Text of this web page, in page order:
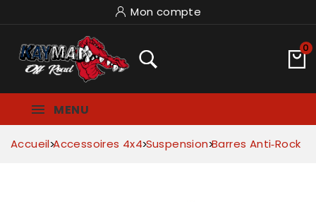
Mon compte
0
MENU
Accueil Accessoires 4x4 Suspension Barres Anti‑Rock